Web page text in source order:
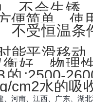
不会生锈
便简单，使
不受恒温条
能平滑移动
好。物理
的:2500-
cm2水的吸
、河南、江西、广东、湖